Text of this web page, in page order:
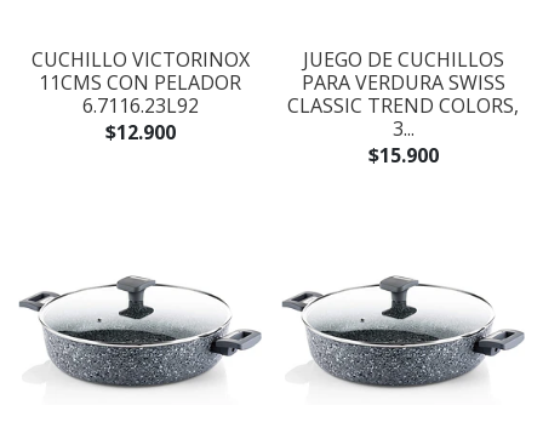
CUCHILLO VICTORINOX
11CMS CON PELADOR
6.7116.23L92
$12.900
JUEGO DE CUCHILLOS
PARA VERDURA SWISS
CLASSIC TREND COLORS,
3...
$15.900